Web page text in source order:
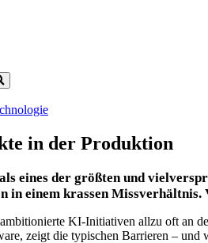
in der Produktion
eines der größten und
in einem krassen
KI-Initiativen allzu oft an
zeigt die typischen Barrieren – und